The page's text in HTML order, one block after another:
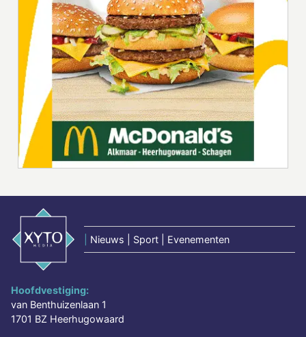
Nieuws | Sport | Evenementen
Hoofdvestiging:
van Benthuizenlaan 1
1701 BZ Heerhugowaard